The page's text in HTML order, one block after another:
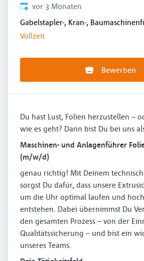
Veröffentlicht:
vor 3 Monaten
Gabelstapler-, Kran-,
Vollzeit
Bewerben
Du hast Lust, Folien herzustellen –
wie es geht? Dann bist Du bei uns
Maschinen- und Anlagenführer
(m/w/d)
genau richtig! Mit Deinem
sorgst Du dafür, dass unsere
um die Uhr optimal laufen und
entstehen. Dabei übernimmst Du
den gesamten Prozess – von der
Qualitätssicherung – und bist ein
unseres Teams.